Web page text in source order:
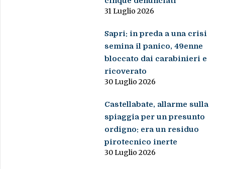
31 Luglio 2026
Sapri: in preda a una crisi
semina il panico, 49enne
bloccato dai carabinieri e
ricoverato
30 Luglio 2026
Castellabate, allarme sulla
spiaggia per un presunto
ordigno: era un residuo
pirotecnico inerte
30 Luglio 2026